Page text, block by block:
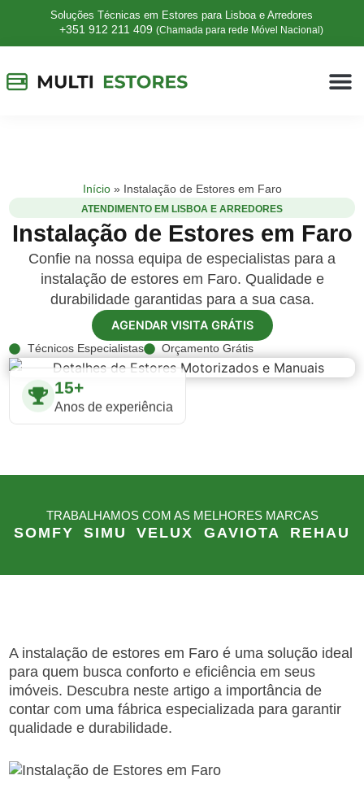
Soluções Técnicas em Estores para Lisboa e Arredores
+351 912 211 409 (Chamada para rede Móvel Nacional)
Início» Instalação de Estores em Faro
ATENDIMENTO EM LISBOA E ARREDORES
Instalação de Estores em Faro
Confie na nossa equipa de especialistas para a
instalação de estores em Faro. Qualidade e
durabilidade garantidas para a sua casa.
AGENDAR VISITA GRÁTIS
Técnicos Especialistas Orçamento Grátis
15+
Anos de experiência
TRABALHAMOS COM AS MELHORES MARCAS
SOMFY SIMU VELUX GAVIOTA REHAU
A instalação de estores em Faro é uma solução ideal
para quem busca conforto e eficiência em seus
imóveis. Descubra neste artigo a importância de
contar com uma fábrica especializada para garantir
qualidade e durabilidade.